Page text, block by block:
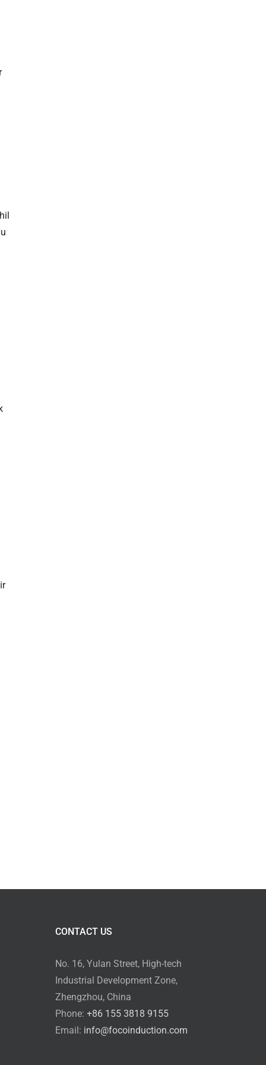
CONTACT US
No. 16, Yulan Street, High-tech
Industrial Development Zone,
Zhengzhou, China
Phone: +86 155 3818 9155
Email: info@focoinduction.com